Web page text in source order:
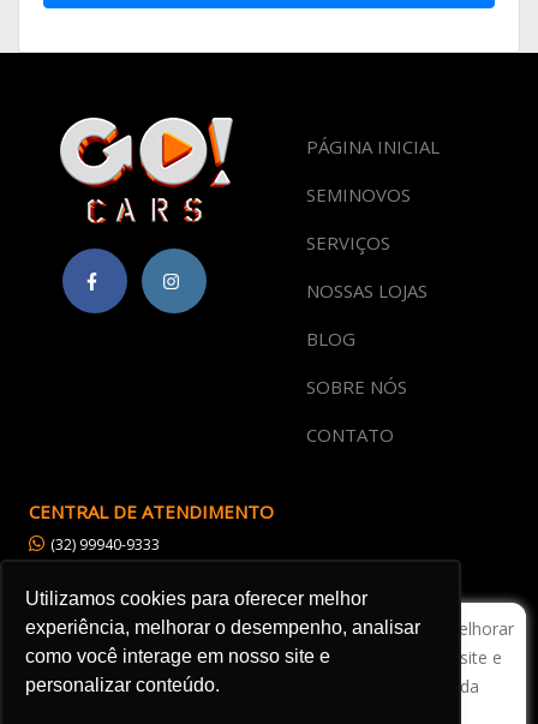
Utilizamos cookies para oferecer melhor
experiência, melhorar o desempenho, analisar
como você interage em nosso site e
personalizar conteúdo.
PÁGINA INICIAL
SEMINOVOS
SERVIÇOS
NOSSAS LOJAS
BLOG
SOBRE NÓS
CONTATO
CENTRAL DE ATENDIMENTO
(32) 99940-9333
atendimento@gocarsjf.com.br
POLÍTICA DE PRIVACIDADE
Utilizamos cookies para oferecer melhor experiência, melhorar
o desempenho, analisar como você interage em nosso site e
personalizar conteúdo. Ao utilizar este site, você concorda